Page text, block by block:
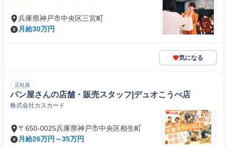
兵庫県神戸市中央区三宮町
月給30万円
気になる
正社員
パン屋さんの店舗・販売スタッフ|デュオこうべ店
株式会社カスカード
〒650-0025兵庫県神戸市中央区相生町
月給26万円～35万円